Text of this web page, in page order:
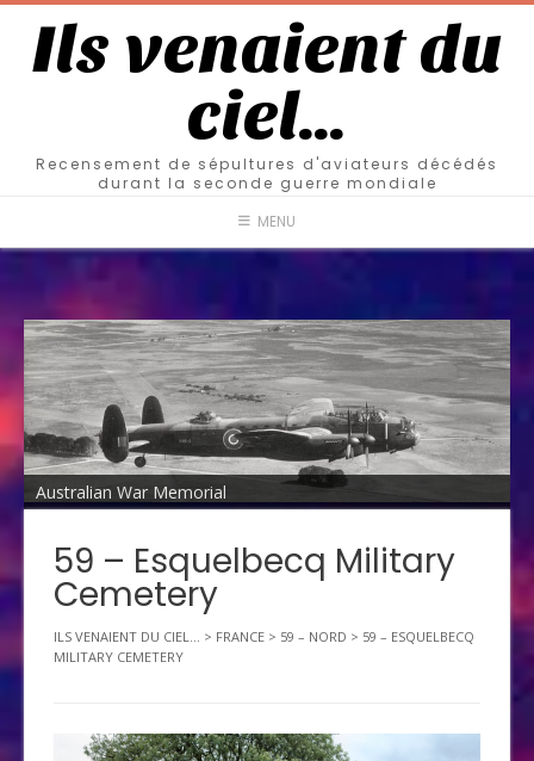
Ils venaient du
ciel…
Recensement de sépultures d'aviateurs décédés
durant la seconde guerre mondiale
MENU
Australian War Memorial
59 – Esquelbecq Military
Cemetery
ILS VENAIENT DU CIEL... > FRANCE > 59 – NORD > 59 – ESQUELBECQ
MILITARY CEMETERY